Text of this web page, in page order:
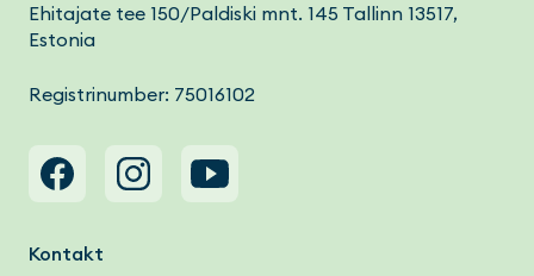
Ehitajate tee 150/Paldiski mnt. 145 Tallinn 13517,
Estonia
Registrinumber: 75016102
Footer menu
Kontakt